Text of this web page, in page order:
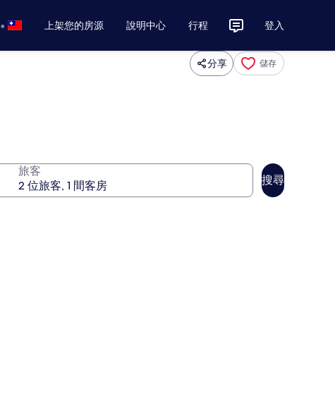
• 上架您的房源 說明中心 行程 登入
分享 儲存
旅客
搜尋